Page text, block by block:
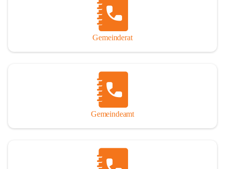
Gemeinderat
Gemeindeamt